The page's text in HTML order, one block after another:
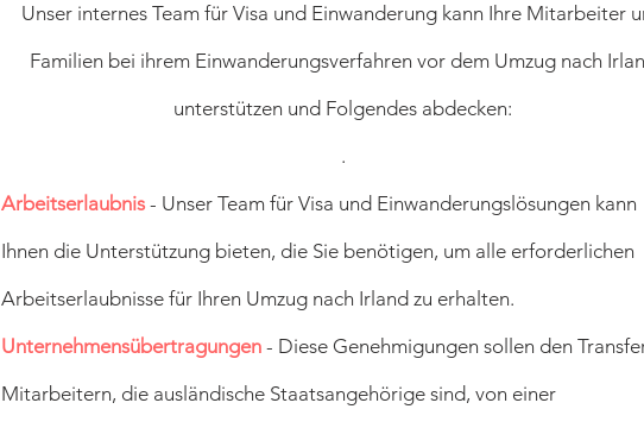
Unser internes Team für Visa und Einwanderung kann Ihre Mitarbeiter
Familien bei ihrem Einwanderungsverfahren vor dem Umzug nach
unterstützen und Folgendes abdecken:
.
Arbeitserlaubnis - Unser Team für Visa und Einwanderungslösungen kann
Ihnen die Unterstützung bieten, die Sie benötigen, um alle erforderlichen
Arbeitserlaubnisse für Ihren Umzug nach Irland zu erhalten.
Unternehmensübertragungen - Diese Genehmigungen sollen den
Mitarbeitern, die ausländische Staatsangehörige sind, von einer